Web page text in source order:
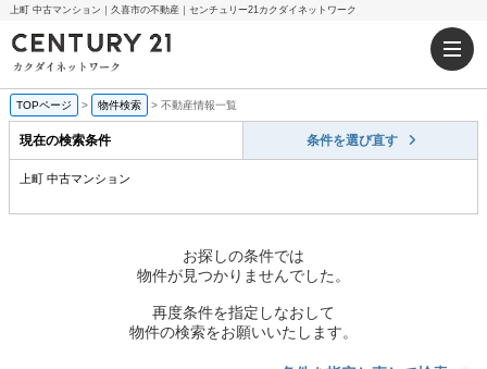
上町 中古マンション｜久喜市の不動産｜センチュリー21カクダイネットワーク
TOPページ > 物件検索 > 不動産情報一覧
現在の検索条件 条件を選び直す
上町 中古マンション
お探しの条件では
物件が見つかりませんでした。
再度条件を指定しなおして
物件の検索をお願いいたします。